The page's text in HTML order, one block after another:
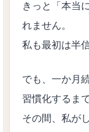
きっと「本当
れません。
私も最初は半
でも、一か月
習慣化するま
その間、私が